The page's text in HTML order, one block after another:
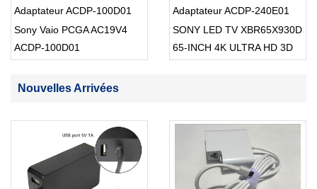
Adaptateur ACDP-100D01
Sony Vaio PCGA AC19V4
ACDP-100D01
Adaptateur ACDP-240E01
SONY LED TV XBR65X930D
65-INCH 4K ULTRA HD 3D
Nouvelles Arrivées